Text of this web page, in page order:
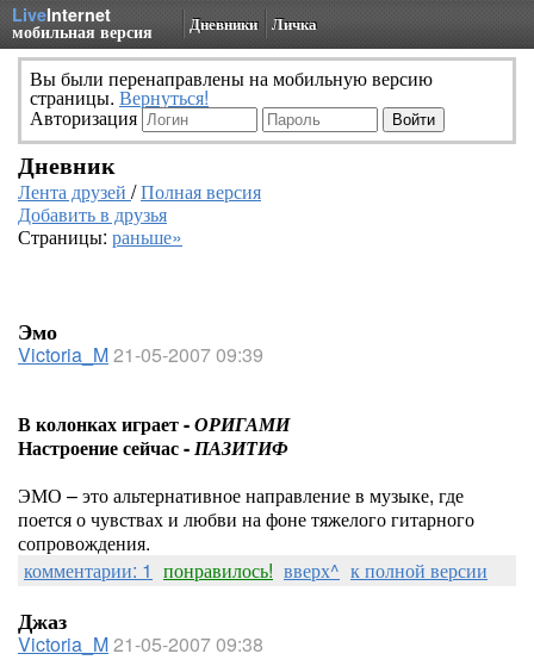
LiveInternet
мобильная версия Дневники Личка
Вы были перенаправлены на мобильную версию
страницы. Вернуться!
Авторизация
Дневник
Лента друзей /Полная версия
Добавить в друзья
Страницы: раньше»
Эмо
Victoria_M21-05-2007 09:39
В колонках играет -ОРИГАМИ
Настроение сейчас -ПАЗИТИФ
ЭМО – это альтернативное направление в музыке, где
поется о чувствах и любви на фоне тяжелого гитарного
сопровождения.
комментарии: 1 понравилось! вверх^ к полной версии
Джаз
Victoria_M21-05-2007 09:38